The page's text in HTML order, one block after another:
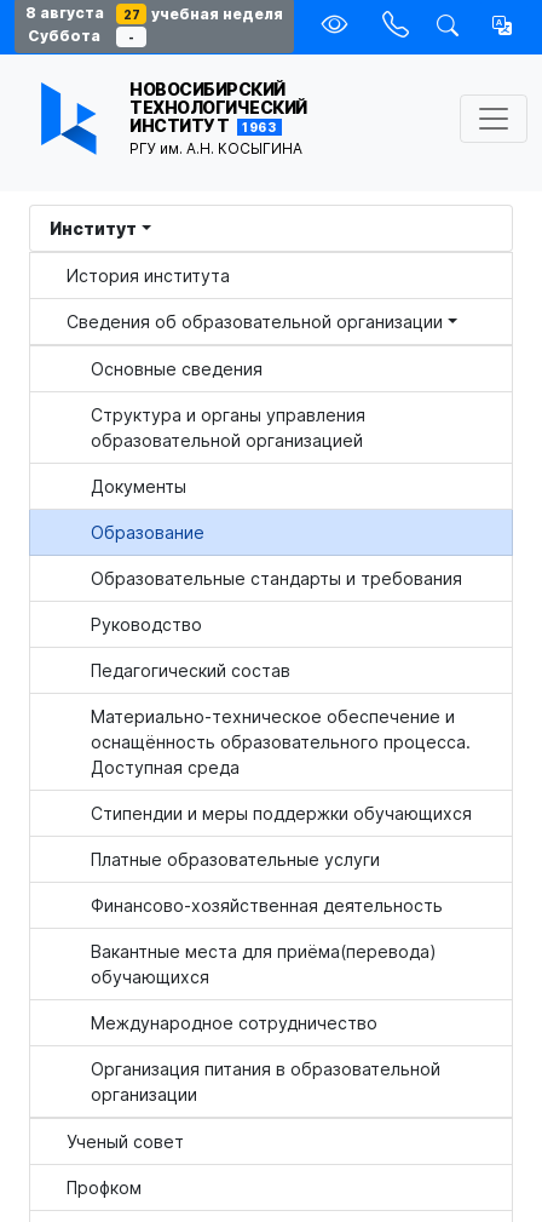
8 августа 27
учебная неделя
Суббота
-
НОВОСИБИРСКИЙ
ТЕХНОЛОГИЧЕСКИЙ
ИНСТИТУТ
1963
РГУ им. А.Н. КОСЫГИНА
Институт
История института
Сведения об образовательной организации
Основные сведения
Структура и органы управления
образовательной организацией
Документы
Образование
Образовательные стандарты и требования
Руководство
Педагогический состав
Материально-техническое обеспечение и
оснащённость образовательного процесса.
Доступная среда
Стипендии и меры поддержки обучающихся
Платные образовательные услуги
Финансово-хозяйственная деятельность
Вакантные места для приёма(перевода)
обучающихся
Международное сотрудничество
Организация питания в образовательной
организации
Ученый совет
Профком